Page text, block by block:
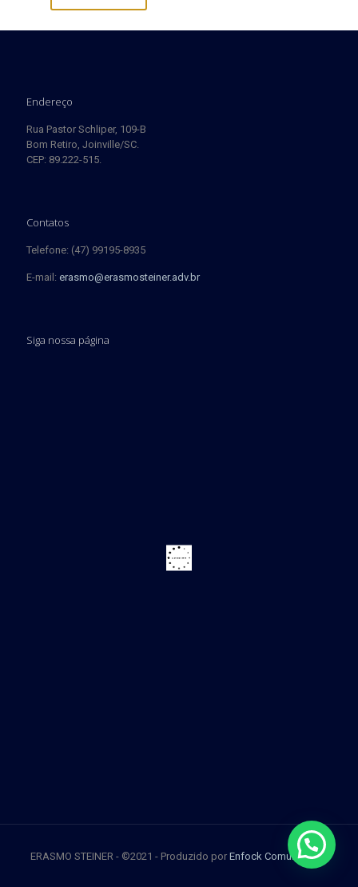
Endereço
Rua Pastor Schliper, 109-B
Bom Retiro, Joinville/SC.
CEP: 89.222-515.
Contatos
Telefone: (47) 99195-8935
E-mail: erasmo@erasmosteiner.adv.br
Siga nossa página
ERASMO STEINER - ©2021 - Produzido por Enfock Comunicação